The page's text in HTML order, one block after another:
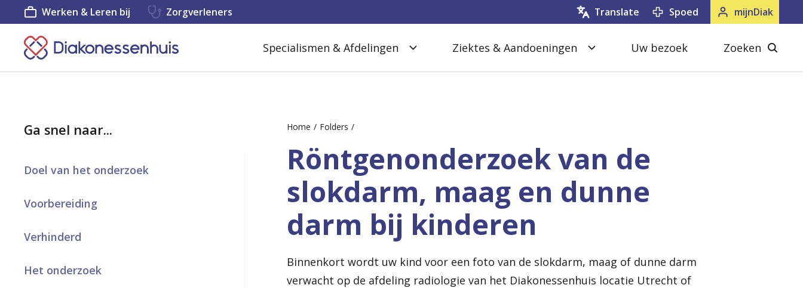
K
e
t
r
u
n
Specialismen & Afdelingen Ziektes & Aandoeningen Uw bezoek
Zoeken
Werken & Leren bij Zorgverleners mijnDiak
Spoed
Translate
Ga snel naar...
Doel van het onderzoek
Voorbereiding
Verhinderd
Het onderzoek
Home Folders
Röntgenonderzoek van de
slokdarm, maag en dunne
darm bij kinderen
Binnenkort wordt uw kind voor een foto van de slokdarm, maag of dunne darm
verwacht op de afdeling radiologie van het Diakonessenhuis locatie Utrecht of